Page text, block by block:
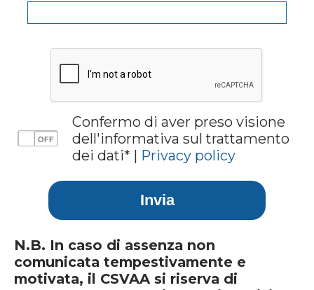
Confermo di aver preso visione
dell'informativa sul trattamento
dei dati* | Privacy policy
N.B. In caso di assenza non
comunicata tempestivamente e
motivata, il CSVAA si riserva di